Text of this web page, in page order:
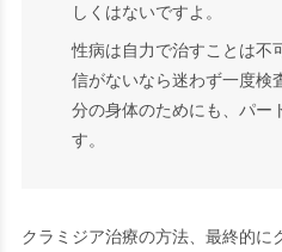
しくはないですよ。
性病は自力で治すことは不
信がないなら迷わず一度検
分の身体のためにも、パー
す。
クラミジア治療の方法、最終的に